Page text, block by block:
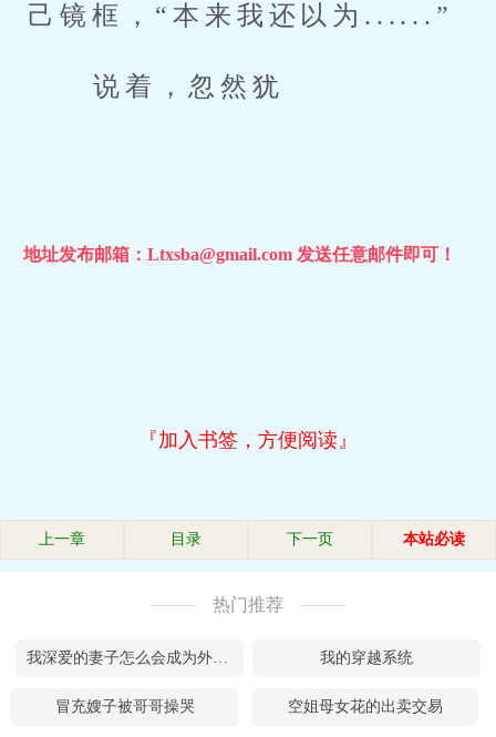
己镜框，“本来我还以为......”
说着，忽然犹
地址发布邮箱：Ltxsba@gmail.com 发送任意邮件即可！
『加入书签，方便阅读』
上一章 目录 下一页 本站必读
热门推荐
我深爱的妻子怎么会成为外卖APP的金牌商家 我的穿越系统
冒充嫂子被哥哥操哭 空姐母女花的出卖交易